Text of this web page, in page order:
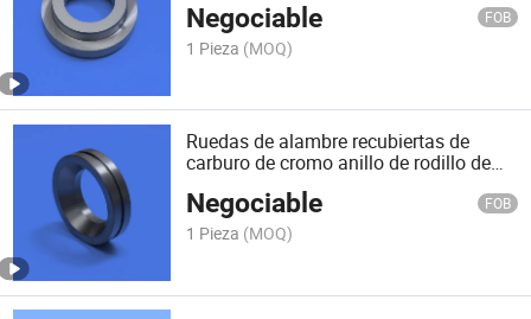
Negociable FOB
1 Pieza (MOQ)
Ruedas de alambre recubiertas de
carburo de cromo anillo de rodillo de
Negociable FOB
1 Pieza (MOQ)